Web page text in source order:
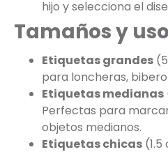
hijo y selecciona el
Tamaños y
Etiquetas grandes
para loncheras,
Etiquetas medianas
Perfectas para
objetos medianos.
Etiquetas chicas